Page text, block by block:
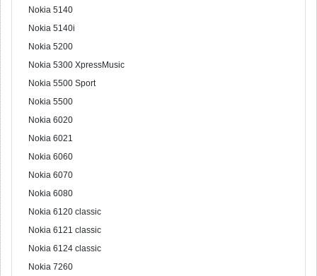
Nokia 5140
Nokia 5140i
Nokia 5200
Nokia 5300 XpressMusic
Nokia 5500 Sport
Nokia 5500
Nokia 6020
Nokia 6021
Nokia 6060
Nokia 6070
Nokia 6080
Nokia 6120 classic
Nokia 6121 classic
Nokia 6124 classic
Nokia 7260